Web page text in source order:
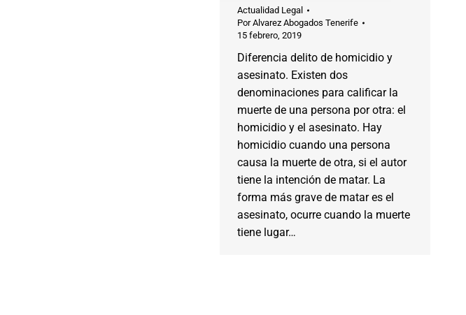
Actualidad Legal
PorAlvarez Abogados Tenerife
15 febrero, 2019
Diferencia delito de homicidio y
asesinato. Existen dos
denominaciones para calificar la
muerte de una persona por otra: el
homicidio y el asesinato. Hay
homicidio cuando una persona
causa la muerte de otra, si el autor
tiene la intención de matar. La
forma más grave de matar es el
asesinato, ocurre cuando la muerte
tiene lugar…